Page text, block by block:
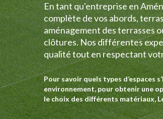
En tant qu'entreprise en
complète de vos abords,
aménagement des terrasses
clôtures. Nos différentes
qualité tout en respectant
Pour savoir quels types d’espaces
environnement, pour obtenir une
le choix des différents matériaux,